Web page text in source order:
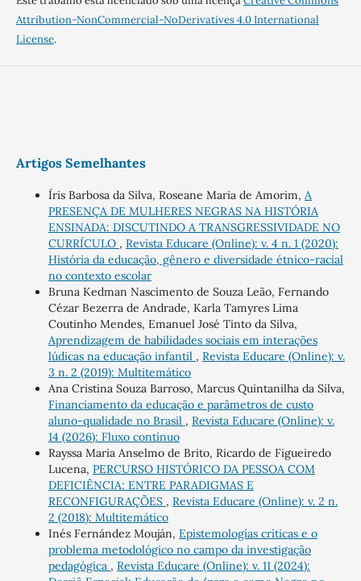
Attribution-NonCommercial-NoDerivatives 4.0 International
License.
Artigos Semelhantes
Íris Barbosa da Silva, Roseane Maria de Amorim, A
PRESENÇA DE MULHERES NEGRAS NA HISTÓRIA
ENSINADA: DISCUTINDO A TRANSGRESSIVIDADE NO
CURRÍCULO , Revista Educare (Online): v. 4 n. 1 (2020):
História da educação, gênero e diversidade étnico-racial
no contexto escolar
Bruna Kedman Nascimento de Souza Leão, Fernando
Cézar Bezerra de Andrade, Karla Tamyres Lima
Coutinho Mendes, Emanuel José Tinto da Silva,
Aprendizagem de habilidades sociais em interações
lúdicas na educação infantil , Revista Educare (Online): v.
3 n. 2 (2019): Multitemático
Ana Cristina Souza Barroso, Marcus Quintanilha da Silva,
Financiamento da educação e parâmetros de custo
aluno-qualidade no Brasil , Revista Educare (Online): v.
14 (2026): Fluxo contínuo
Rayssa Maria Anselmo de Brito, Ricardo de Figueiredo
Lucena, PERCURSO HISTÓRICO DA PESSOA COM
DEFICIÊNCIA: ENTRE PARADIGMAS E
RECONFIGURAÇÕES , Revista Educare (Online): v. 2 n.
2 (2018): Multitemático
Inés Fernández Mouján, Epistemologías críticas e o
problema metodológico no campo da investigação
pedagógica , Revista Educare (Online): v. 11 (2024):